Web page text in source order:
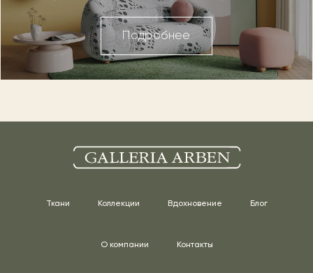
Подробнее
Ткани Коллекции Вдохновение Блог
О компании Контакты